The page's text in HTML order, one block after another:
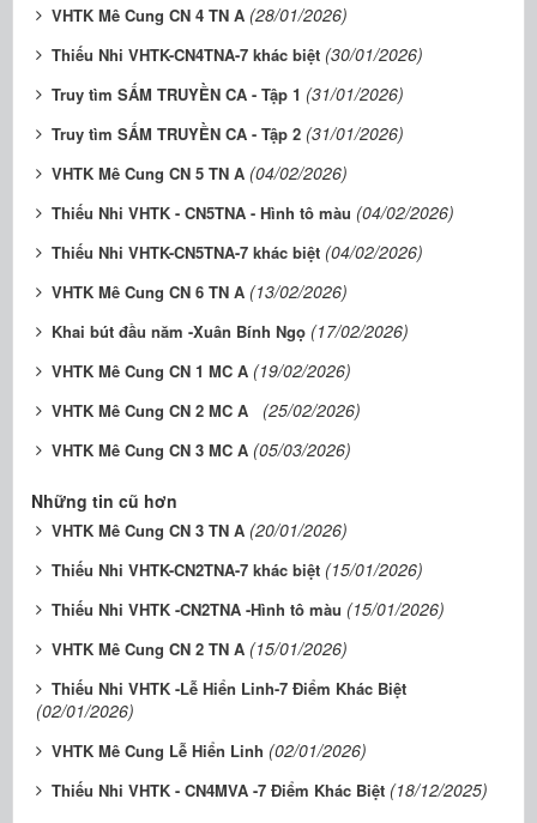
VHTK Mê Cung CN 4 TN A (28/01/2026)
Thiếu Nhi VHTK-CN4TNA-7 khác biệt (30/01/2026)
Truy tìm SẤM TRUYỀN CA - Tập 1 (31/01/2026)
Truy tìm SẤM TRUYỀN CA - Tập 2 (31/01/2026)
VHTK Mê Cung CN 5 TN A (04/02/2026)
Thiếu Nhi VHTK - CN5TNA - Hình tô màu (04/02/2026)
Thiếu Nhi VHTK-CN5TNA-7 khác biệt (04/02/2026)
VHTK Mê Cung CN 6 TN A (13/02/2026)
Khai bút đầu năm -Xuân Bính Ngọ (17/02/2026)
VHTK Mê Cung CN 1 MC A (19/02/2026)
VHTK Mê Cung CN 2 MC A (25/02/2026)
VHTK Mê Cung CN 3 MC A (05/03/2026)
Những tin cũ hơn
VHTK Mê Cung CN 3 TN A (20/01/2026)
Thiếu Nhi VHTK-CN2TNA-7 khác biệt (15/01/2026)
Thiếu Nhi VHTK -CN2TNA -Hình tô màu (15/01/2026)
VHTK Mê Cung CN 2 TN A (15/01/2026)
Thiếu Nhi VHTK -Lễ Hiển Linh-7 Điểm Khác Biệt
(02/01/2026)
VHTK Mê Cung Lễ Hiển Linh (02/01/2026)
Thiếu Nhi VHTK - CN4MVA -7 Điểm Khác Biệt (18/12/2025)